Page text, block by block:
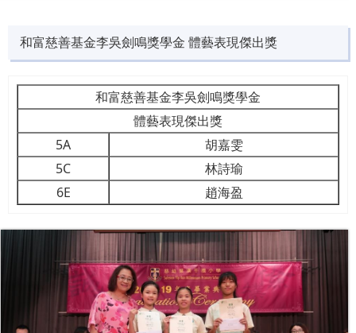
和富慈善基金李吳劍鳴獎學金 體藝表現傑出獎
和富慈善基金李吳劍鳴獎學金
體藝表現傑出獎
5A
胡嘉雯
5C
林詩瑜
6E
趙海盈